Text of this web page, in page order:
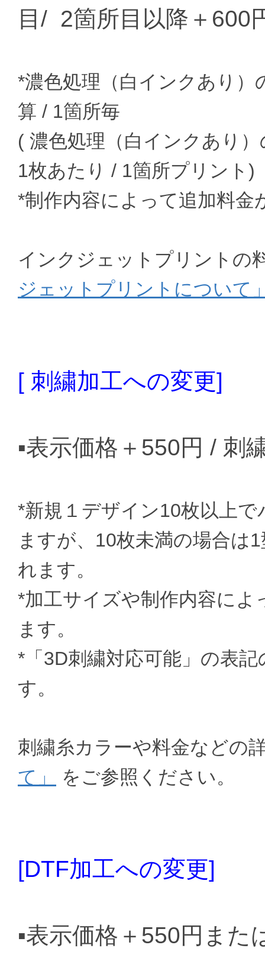
目/ 2箇所目以降＋600
*濃色処理（白インクあり）
算 / 1箇所毎
( 濃色処理（白インクあり
1枚あたり / 1箇所プリント)
*制作内容によって追加料
インクジェットプリントの
ジェットプリントについて
[ 刺繍加工への変更]
▪️表示価格＋550円 / 刺
*新規１デザイン10枚以上
ますが、10枚未満の場合は
れます。
*加工サイズや制作内容に
ます。
*「3D刺繍対応可能」の表
す。
刺繍糸カラーや料金などの
て」
をご参照ください。
[DTF加工への変更]
▪️表示価格＋550円ま